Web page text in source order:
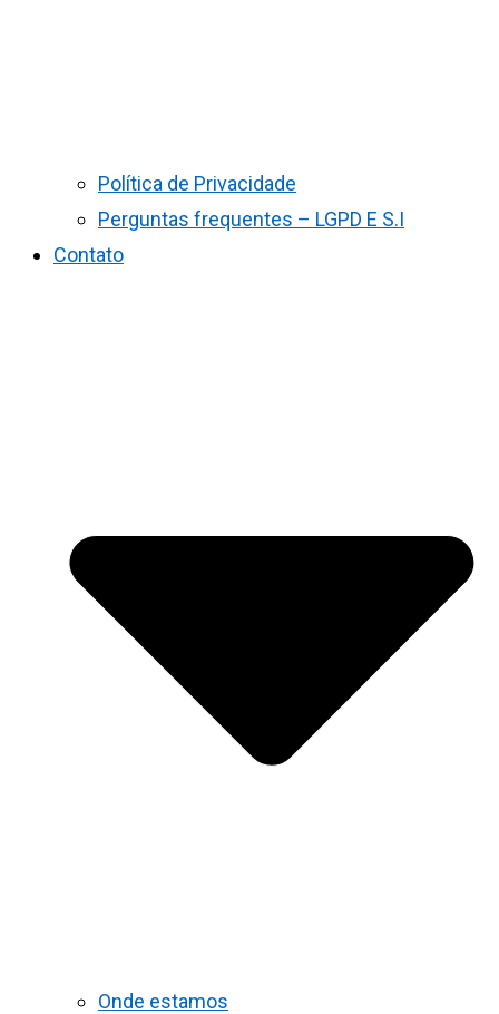
Política de Privacidade
Perguntas frequentes – LGPD E S.I
Contato
Onde estamos